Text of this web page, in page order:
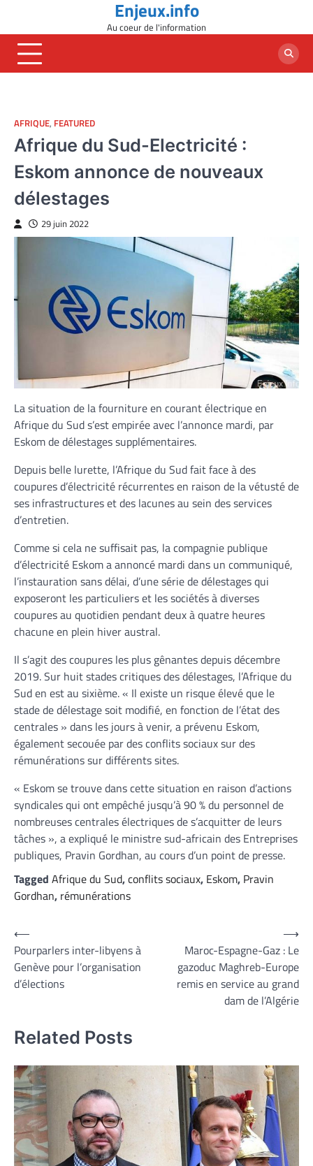
content
Enjeux.info
Au coeur de l'information
AFRIQUE, FEATURED
Afrique du Sud-Electricité :
Eskom annonce de nouveaux
délestages
29 juin 2022
La situation de la fourniture en courant électrique en
Afrique du Sud s’est empirée avec l’annonce mardi, par
Eskom de délestages supplémentaires.
Depuis belle lurette, l’Afrique du Sud fait face à des
coupures d’électricité récurrentes en raison de la vétusté de
ses infrastructures et des lacunes au sein des services
d’entretien.
Comme si cela ne suffisait pas, la compagnie publique
d’électricité Eskom a annoncé mardi dans un communiqué,
l’instauration sans délai, d’une série de délestages qui
exposeront les particuliers et les sociétés à diverses
coupures au quotidien pendant deux à quatre heures
chacune en plein hiver austral.
Il s’agit des coupures les plus gênantes depuis décembre
2019. Sur huit stades critiques des délestages, l’Afrique du
Sud en est au sixième. « Il existe un risque élevé que le
stade de délestage soit modifié, en fonction de l’état des
centrales » dans les jours à venir, a prévenu Eskom,
également secouée par des conflits sociaux sur des
rémunérations sur différents sites.
« Eskom se trouve dans cette situation en raison d’actions
syndicales qui ont empêché jusqu’à 90 % du personnel de
nombreuses centrales électriques de s’acquitter de leurs
tâches », a expliqué le ministre sud-africain des Entreprises
publiques, Pravin Gordhan, au cours d’un point de presse.
Tagged Afrique du Sud,conflits sociaux, Eskom, Pravin
Gordhan, rémunérations
Navigation
de
l’article
⟵
Pourparlers inter-libyens à
Genève pour l’organisation
d’élections
Maroc-Espagne-Gaz : Le
gazoduc Maghreb-Europe
remis en service au grand
dam de l’Algérie
⟶
Related Posts